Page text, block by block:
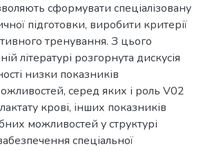
сформувати спеціалізовану
підготовки, виробити критерії
тренування. З цього
літературі розгорнута дискусія
низки показників
серед яких і роль V02
крові, інших показників
можливостей у структурі
спеціальної